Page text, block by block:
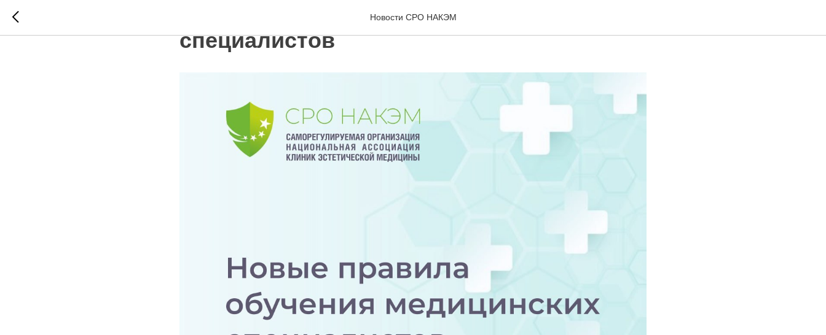
Новости СРО НАКЭМ
Новые правила обучения медицинских
специалистов